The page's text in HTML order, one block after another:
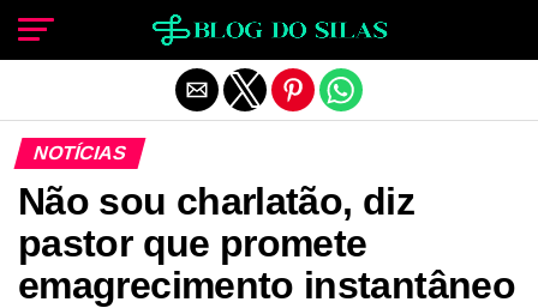
NOTÍCIAS
Não sou charlatão, diz
pastor que promete
emagrecimento instantâneo
Sair da versão mobile